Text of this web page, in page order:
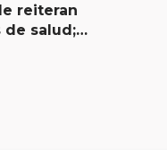
reiteran
de salud;